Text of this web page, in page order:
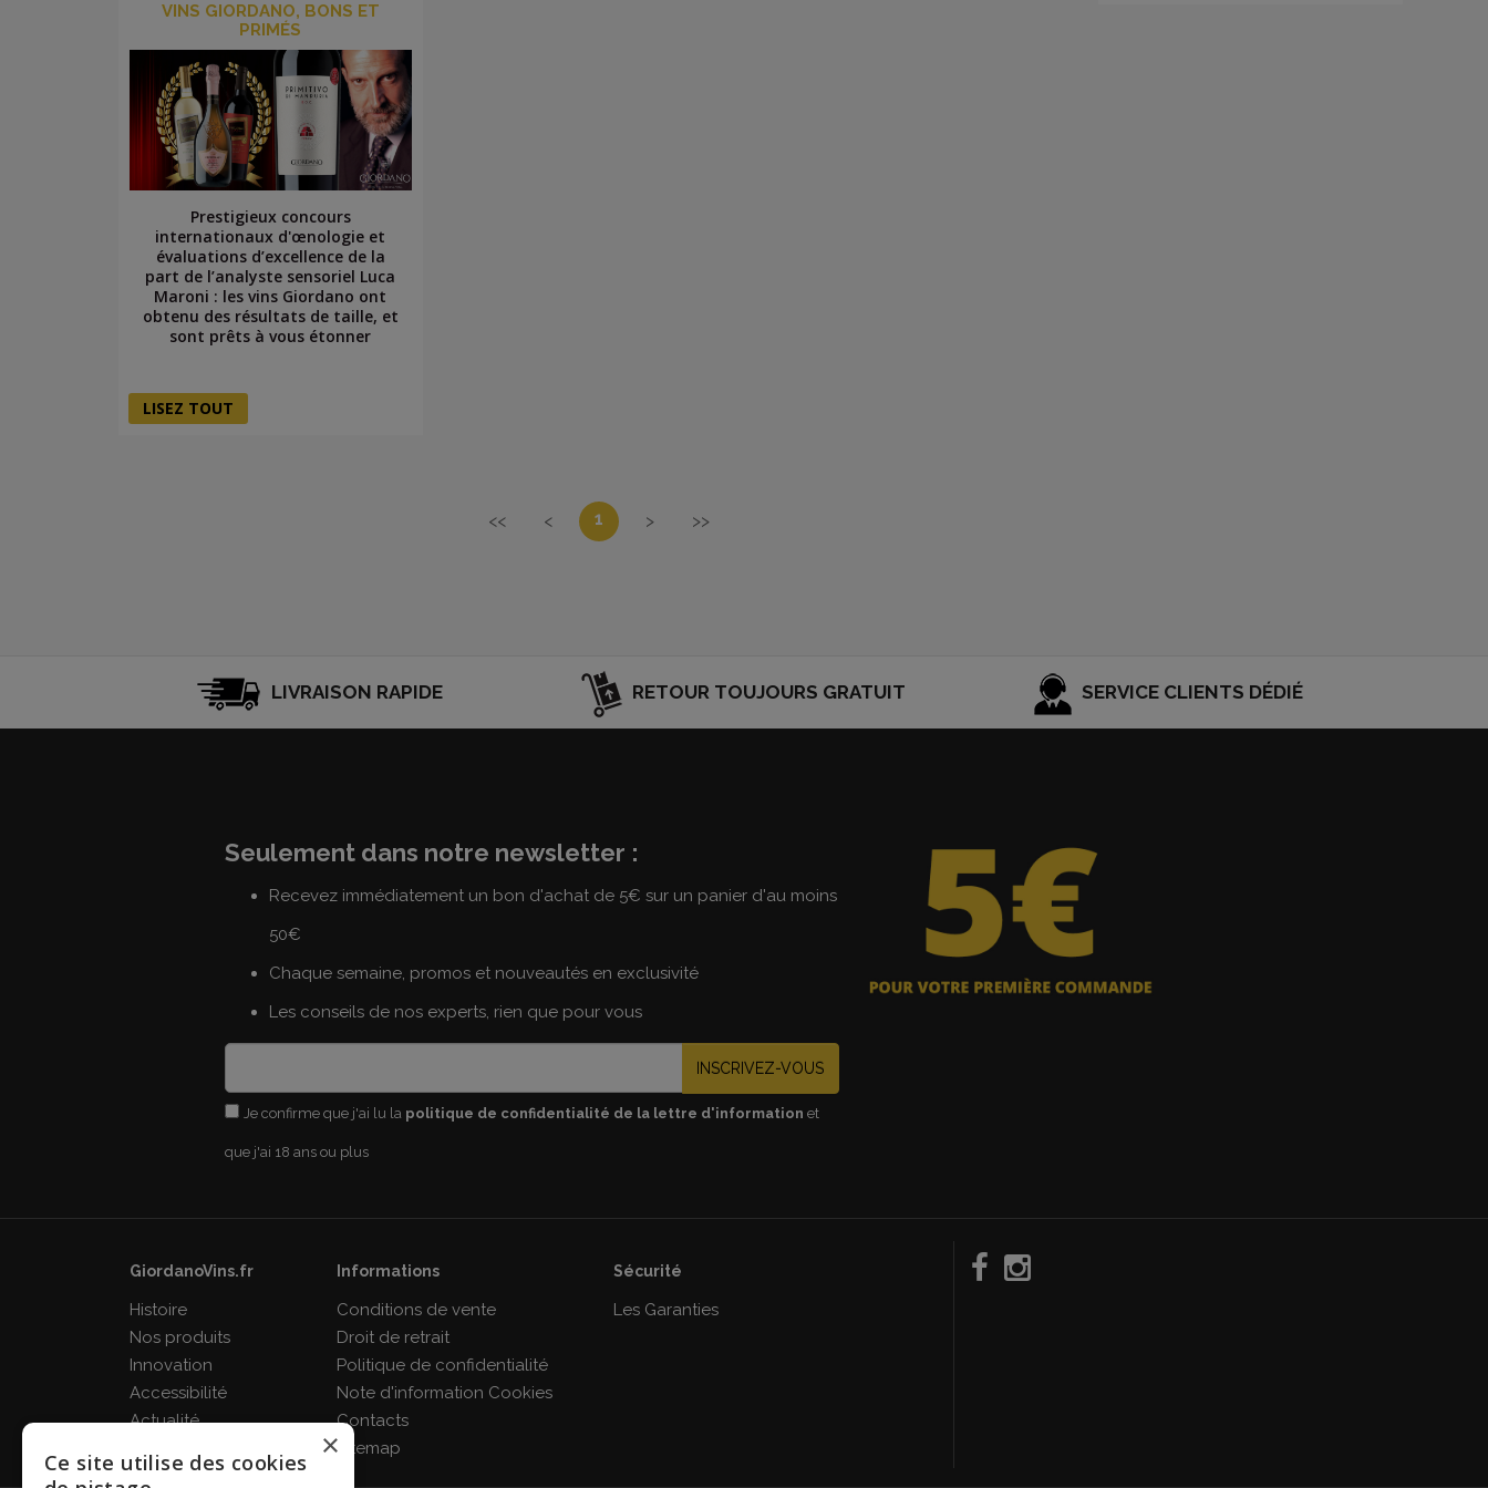
VINS GIORDANO, BONS ET
PRIMÉS
Prestigieux concours
internationaux d'œnologie et
évaluations d’excellence de la
part de l’analyste sensoriel Luca
Maroni : les vins Giordano ont
obtenu des résultats de taille, et
sont prêts à vous étonner
LISEZ TOUT
<< < 1 > >>
LIVRAISON RAPIDE RETOUR TOUJOURS GRATUIT SERVICE CLIENTS DÉDIÉ
Seulement dans notre newsletter :
Recevez immédiatement un bon d'achat de 5€ sur un panier d'au moins
50€
Chaque semaine, promos et nouveautés en exclusivité
Les conseils de nos experts, rien que pour vous
INSCRIVEZ-VOUS
Je confirme que j'ai lu la politique de confidentialité de la lettre d'information et
que j'ai 18 ans ou plus
GiordanoVins.fr
Histoire
Nos produits
Innovation
Accessibilité
Actualité
Informations
Conditions de vente
Droit de retrait
Politique de confidentialité
Note d'information Cookies
Contacts
Sitemap
Sécurité
Les Garanties
×
Ce site utilise des cookies